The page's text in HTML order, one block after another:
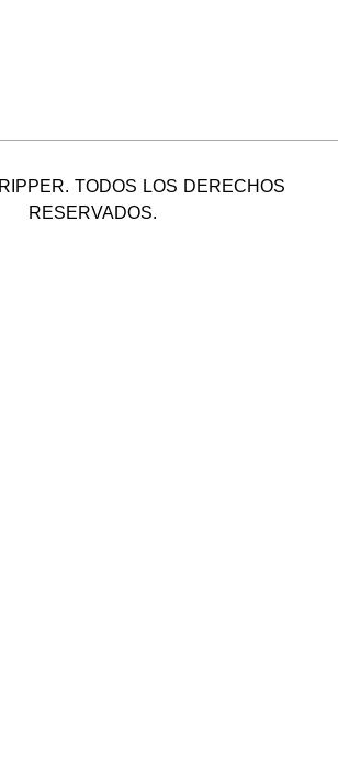
TODOS LOS DERECHOS
RESERVADOS.